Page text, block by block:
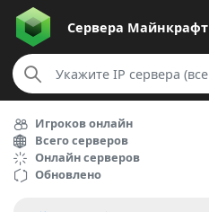
Сервера Майнкрафт
Игроков онлайн
Всего серверов
Онлайн серверов
Обновлено